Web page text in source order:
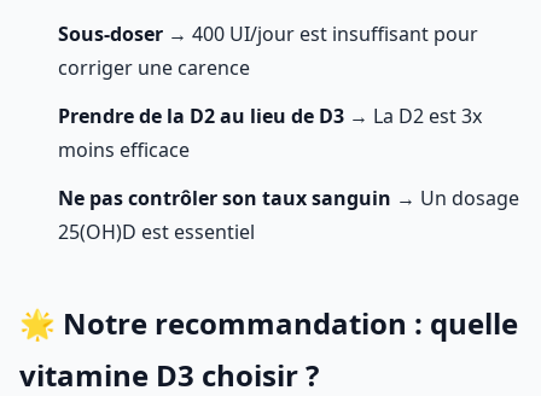
Sous-doser → 400 UI/jour est insuffisant pour
corriger une carence
Prendre de la D2 au lieu de D3 → La D2 est 3x
moins efficace
Ne pas contrôler son taux sanguin → Un dosage
25(OH)D est essentiel
🌟 Notre recommandation : quelle
vitamine D3 choisir ?